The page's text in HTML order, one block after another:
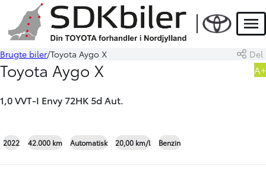
Book prøvetur Beregn byttepris
Brugte biler Toyota Aygo X Del
Toyota Aygo X
1,0 VVT-I Envy 72HK 5d Aut.
A+
2022 42.000 km Automatisk 20,00 km/l Benzin